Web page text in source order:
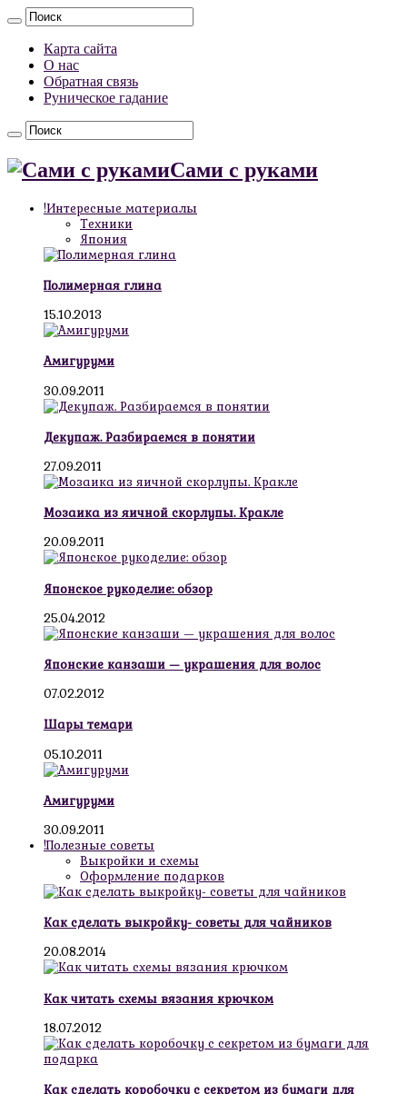
Карта сайта
О нас
Обратная связь
Руническое гадание
Сами с руками
!Интересные материалы
Техники
Япония
Полимерная глина
15.10.2013
Амигуруми
30.09.2011
Декупаж. Разбираемся в понятии
27.09.2011
Мозаика из яичной скорлупы. Кракле
20.09.2011
Японское рукоделие: обзор
25.04.2012
Японские канзаши — украшения для волос
07.02.2012
Шары темари
05.10.2011
Амигуруми
30.09.2011
!Полезные советы
Выкройки и схемы
Оформление подарков
Как сделать выкройку- советы для чайников
20.08.2014
Как читать схемы вязания крючком
18.07.2012
Как сделать коробочку с секретом из бумаги для